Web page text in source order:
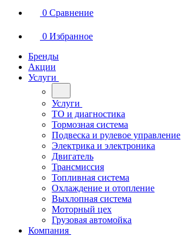
0 Сравнение
0 Избранное
Бренды
Акции
Услуги
Услуги
ТО и диагностика
Тормозная система
Подвеска и рулевое управление
Электрика и электроника
Двигатель
Трансмиссия
Топливная система
Охлаждение и отопление
Выхлопная система
Моторный цех
Грузовая автомойка
Компания